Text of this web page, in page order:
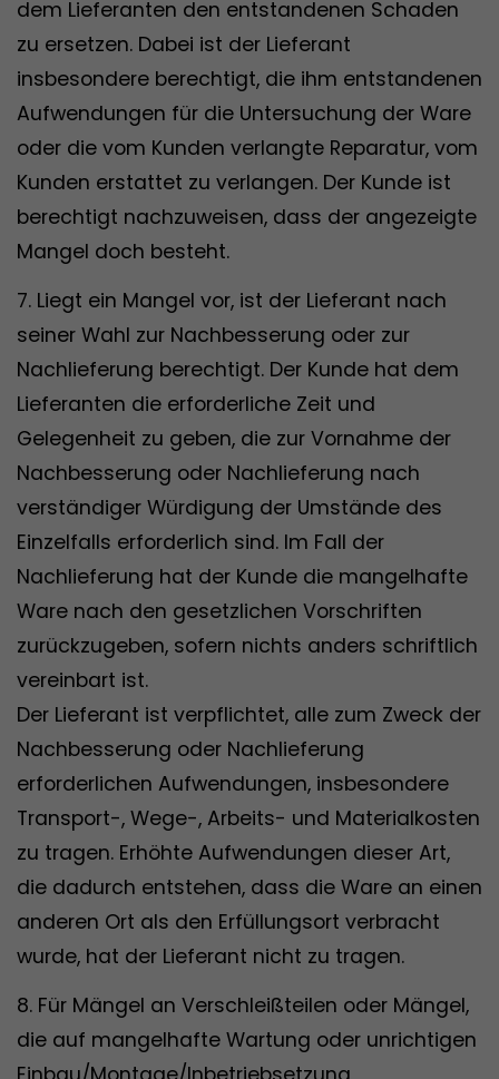
dem Lieferanten den entstandenen Schaden
zu ersetzen. Dabei ist der Lieferant
insbesondere berechtigt, die ihm entstandenen
Aufwendungen für die Untersuchung der Ware
oder die vom Kunden verlangte Reparatur, vom
Kunden erstattet zu verlangen. Der Kunde ist
berechtigt nachzuweisen, dass der angezeigte
Mangel doch besteht.
7. Liegt ein Mangel vor, ist der Lieferant nach
seiner Wahl zur Nachbesserung oder zur
Nachlieferung berechtigt. Der Kunde hat dem
Lieferanten die erforderliche Zeit und
Gelegenheit zu geben, die zur Vornahme der
Nachbesserung oder Nachlieferung nach
verständiger Würdigung der Umstände des
Einzelfalls erforderlich sind. Im Fall der
Nachlieferung hat der Kunde die mangelhafte
Ware nach den gesetzlichen Vorschriften
zurückzugeben, sofern nichts anders schriftlich
vereinbart ist.
Der Lieferant ist verpflichtet, alle zum Zweck der
Nachbesserung oder Nachlieferung
erforderlichen Aufwendungen, insbesondere
Transport-, Wege-, Arbeits- und Materialkosten
zu tragen. Erhöhte Aufwendungen dieser Art,
die dadurch entstehen, dass die Ware an einen
anderen Ort als den Erfüllungsort verbracht
wurde, hat der Lieferant nicht zu tragen.
8. Für Mängel an Verschleißteilen oder Mängel,
die auf mangelhafte Wartung oder unrichtigen